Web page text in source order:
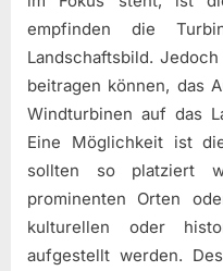
empfinden die
Landschaftsbild.
beitragen können, das
Windturbinen auf das
Eine Möglichkeit ist
sollten so platziert
prominenten Orten
kulturellen oder
aufgestellt werden.